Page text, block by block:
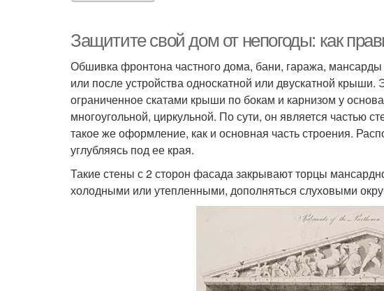
Защитите свой дом от непогоды: как
Обшивка фронтона частного дома, бани, гаража,
или после устройства односкатной или двускатной
ограниченное скатами крыши по бокам и карнизом у
многоугольной, циркульной. По сути, он является частью
такое же оформление, как и основная часть строения.
углубляясь под ее края.
Такие стены с 2 сторон фасада закрывают торцы
холодными или утепленными, дополняться слуховыми